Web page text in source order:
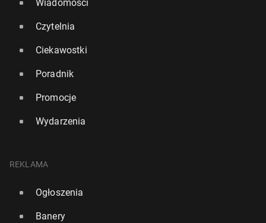
Wiadomości
Czytelnia
Ciekawostki
Poradnik
Promocje
Wydarzenia
REKLAMA
Ogłoszenia
Banery